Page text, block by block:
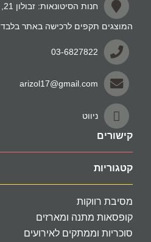
המוצגים תקפים לרכישה באתר בלבד
03-6827822
arizol17@gmail.com
ניווט
קישורים
קטגוריות
מסיבת רווקות
קופסאות מתנה ומארזים
סוכריות וממתקים לאירועים